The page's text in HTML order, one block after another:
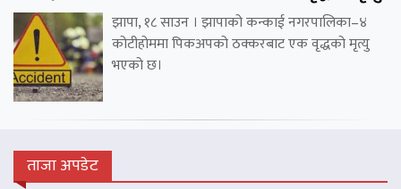
झापा, १८ साउन । झापाको कन्काई नगरपालिका–४
कोटीहोममा पिकअपको ठक्करबाट एक वृद्धको मृत्यु
भएको छ।
ताजा अपडेट